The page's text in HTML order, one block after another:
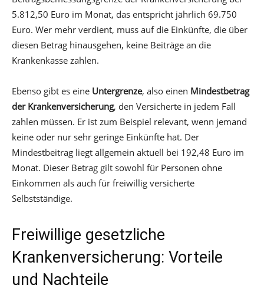
5.812,50 Euro im Monat, das entspricht jährlich 69.750
Euro. Wer mehr verdient, muss auf die Einkünfte, die über
diesen Betrag hinausgehen, keine Beiträge an die
Krankenkasse zahlen.
Ebenso gibt es eine Untergrenze, also einen Mindestbetrag
der Krankenversicherung, den Versicherte in jedem Fall
zahlen müssen. Er ist zum Beispiel relevant, wenn jemand
keine oder nur sehr geringe Einkünfte hat. Der
Mindestbeitrag liegt allgemein aktuell bei 192,48 Euro im
Monat. Dieser Betrag gilt sowohl für Personen ohne
Einkommen als auch für freiwillig versicherte
Selbstständige.
Freiwillige gesetzliche
Krankenversicherung: Vorteile
und Nachteile